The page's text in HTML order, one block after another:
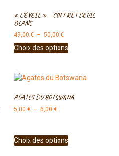
« L’ÉVEIL » – COFFRET DEUIL
BLANC
49,00 € – 50,00 €
Choix des options
AGATES DU BOTSWANA
5,00 € – 6,00 €
Choix des options